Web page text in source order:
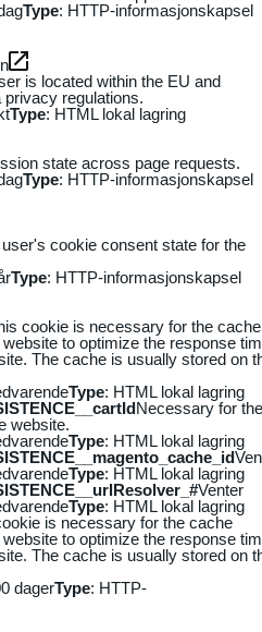
Type: HTTP-informasjonskapsel
is located within the EU and
regulations.
Type: HTML lokal lagring
state across page requests.
Type: HTTP-informasjonskapsel
cookie consent state for the
Type: HTTP-informasjonskapsel
cookie is necessary for the cache
to optimize the response
The cache is usually stored on
Type: HTML lokal lagring
Necessary for the
website.
Type: HTML lokal lagring
Type: HTML lokal lagring
Venter
Type: HTML lokal lagring
is necessary for the cache
to optimize the response
The cache is usually stored on
dagerType: HTTP-